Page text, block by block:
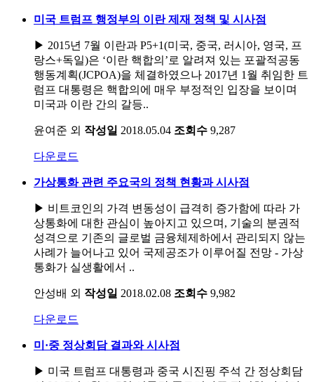
미국 트럼프 행정부의 이란 제재 정책 및 시사점
▶ 2015년 7월 이란과 P5+1(미국, 중국, 러시아, 영국, 프
랑스+독일)은 ‘이란 핵합의’로 알려져 있는 포괄적공동
행동계획(JCPOA)을 체결하였으나 2017년 1월 취임한 트
럼프 대통령은 핵합의에 매우 부정적인 입장을 보이며
미국과 이란 간의 갈등..
윤여준 외 작성일 2018.05.04 조회수 9,287
다운로드
가상통화 관련 주요국의 정책 현황과 시사점
▶ 비트코인의 가격 변동성이 급격히 증가함에 따라 가
상통화에 대한 관심이 높아지고 있으며, 기술의 분권적
성격으로 기존의 글로벌 금융체제하에서 관리되지 않는
사례가 늘어나고 있어 국제공조가 이루어질 전망 - 가상
통화가 실생활에서 ..
안성배 외 작성일 2018.02.08 조회수 9,982
다운로드
미·중 정상회담 결과와 시사점
▶ 미국 트럼프 대통령과 중국 시진핑 주석 간 정상회담